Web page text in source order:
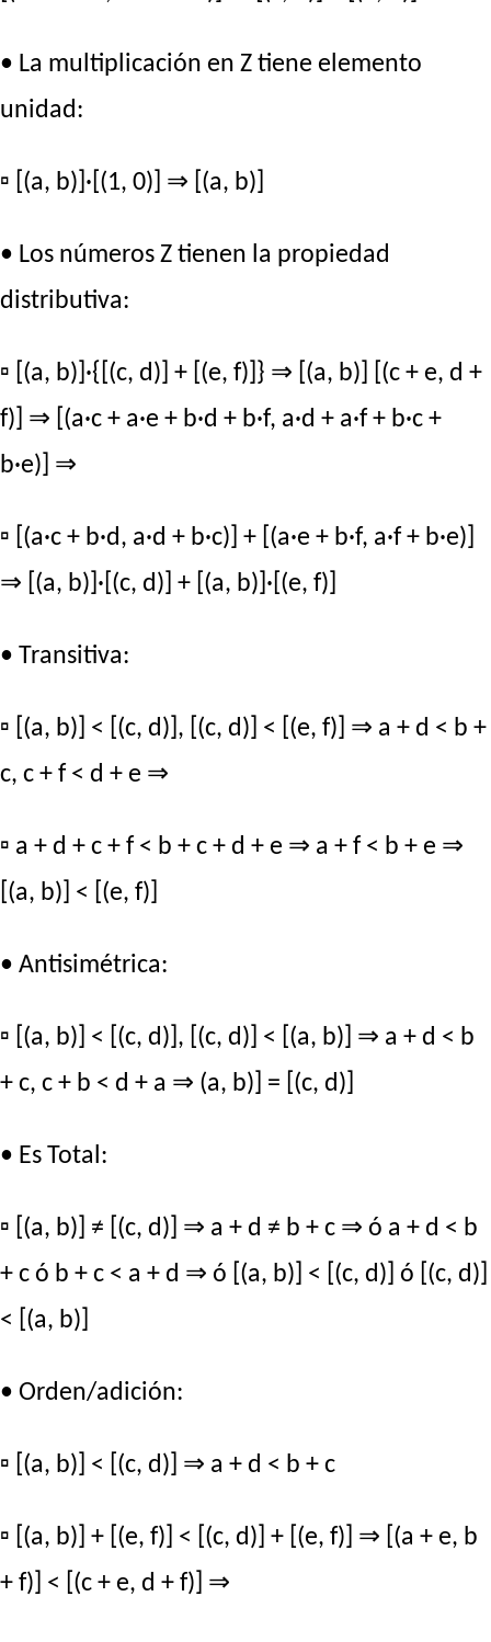
• La multiplicación en Z tiene elemento
unidad:
▫ [(a, b)]·[(1, 0)] ⇒ [(a, b)]
• Los números Z tienen la propiedad
distributiva:
▫ [(a, b)]·{[(c, d)] + [(e, f)]} ⇒ [(a, b)] [(c + e, d +
f)] ⇒ [(a·c + a·e + b·d + b·f, a·d + a·f + b·c +
b·e)] ⇒
▫ [(a·c + b·d, a·d + b·c)] + [(a·e + b·f, a·f + b·e)]
⇒ [(a, b)]·[(c, d)] + [(a, b)]·[(e, f)]
• Transitiva:
▫ [(a, b)] < [(c, d)], [(c, d)] < [(e, f)] ⇒ a + d < b +
c, c + f < d + e ⇒
▫ a + d + c + f < b + c + d + e ⇒ a + f < b + e ⇒
[(a, b)] < [(e, f)]
• Antisimétrica:
▫ [(a, b)] < [(c, d)], [(c, d)] < [(a, b)] ⇒ a + d < b
+ c, c + b < d + a ⇒ (a, b)] = [(c, d)]
• Es Total:
▫ [(a, b)] ≠ [(c, d)] ⇒ a + d ≠ b + c ⇒ ó a + d < b
+ c ó b + c < a + d ⇒ ó [(a, b)] < [(c, d)] ó [(c, d)]
< [(a, b)]
• Orden/adición:
▫ [(a, b)] < [(c, d)] ⇒ a + d < b + c
▫ [(a, b)] + [(e, f)] < [(c, d)] + [(e, f)] ⇒ [(a + e, b
+ f)] < [(c + e, d + f)] ⇒